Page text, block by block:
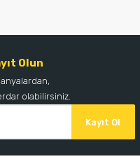
Olun
olabilirsiniz.
Kayıt Ol